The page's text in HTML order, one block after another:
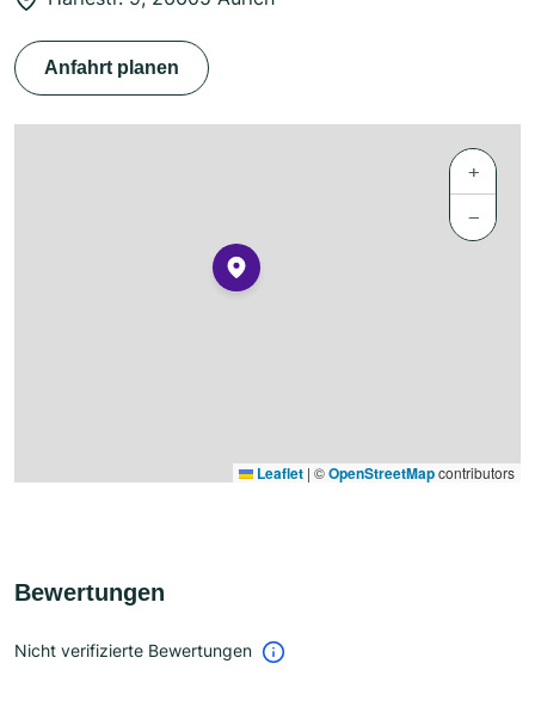
Anfahrt planen
+
−
Leaflet | ©OpenStreetMapcontributors
Bewertungen
Nicht verifizierte Bewertungen